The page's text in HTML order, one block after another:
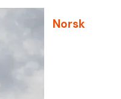
Norsk